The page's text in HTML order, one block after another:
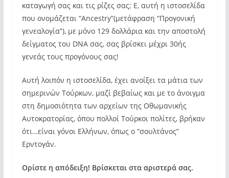
καταγωγή σας και τις ρίζες σας; Ε, αυτή η ιστοσελίδα
που ονομάζεται “Ancestry”(μετάφραση “Προγονική
γενεαλογία”), με μόνο 129 δολλάρια και την αποστολή
δείγματος του DNA σας, σας βρίσκει μέχρι 30ής
γενεάς τους προγόνους σας!
Αυτή λοιπόν η ιστοσελίδα, έχει ανοίξει τα μάτια των
σημερινών Τούρκων, μαζί βεβαίως και με το άνοιγμα
στη δημοσιότητα των αρχείων της Οθωμανικής
Αυτοκρατορίας, όπου πολλοί Τούρκοι πολίτες, βρήκαν
ότι…είναι γόνοι Ελλήνων, όπως ο “σουλτάνος”
Ερντογάν.
Ορίστε η απόδειξη! Βρίσκεται στα αριστερά σας.